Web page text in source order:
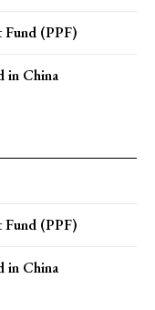
Fund (PPF)
in China
Fund (PPF)
in China